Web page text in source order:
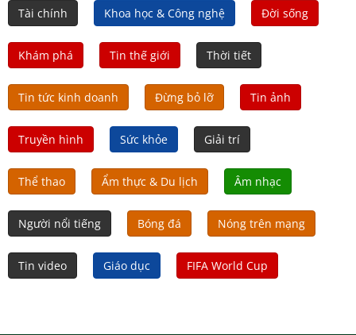
Tài chính Khoa học & Công nghệ Đời sống
Khám phá Tin thế giới Thời tiết
Tin tức kinh doanh Đừng bỏ lỡ Tin ảnh
Truyền hình Sức khỏe Giải trí
Thể thao Ẩm thực & Du lịch Âm nhạc
Người nổi tiếng Bóng đá Nóng trên mạng
Tin video Giáo dục FIFA World Cup